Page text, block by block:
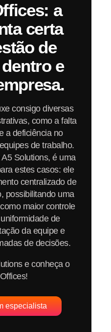
a
certa
de
e
consigo diversas
como a falta
a deficiência no
de trabalho.
Solutions, é uma
estes casos: ele
centralizado de
possibilitando uma
maior controle
de
da equipe e
de decisões.
e conheça o
especialista